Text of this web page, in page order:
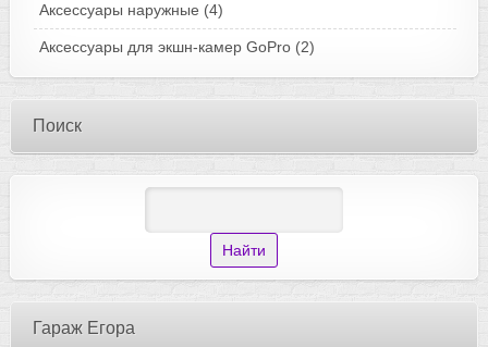
Аксессуары наружные (4)
Аксессуары для экшн-камер GoPro (2)
Поиск
Гараж Егора